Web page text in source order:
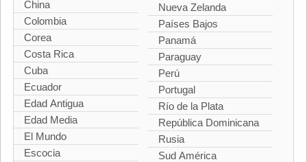
China
Colombia
Corea
Costa Rica
Cuba
Ecuador
Edad Antigua
Edad Media
El Mundo
Escocia
Nueva Zelanda
Países Bajos
Panamá
Paraguay
Perú
Portugal
Río de la Plata
República Dominicana
Rusia
Sud América